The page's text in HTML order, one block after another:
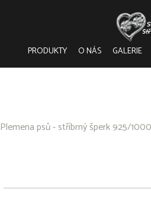
PRODUKTY O NÁS GALERIE
Plemena psů - stříbrný šperk 925/1000